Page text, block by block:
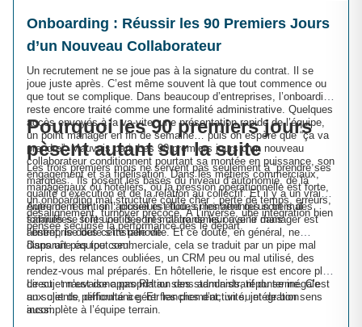
Onboarding : Réussir les 90 Premiers Jours
d’un Nouveau Collaborateur
Un recrutement ne se joue pas à la signature du contrat. Il se
joue juste après. C’est même souvent là que tout commence ou
que tout se complique. Dans beaucoup d’entreprises, l’onboarding
reste encore traité comme une formalité administrative. Quelques
accès envoyés à la va-vite, une présentation rapide de l’équipe,
un point manager en fin de semaine… puis on espère que “ça va
prendre”. Mauvais pari. Les 90 premiers jours d’un nouveau
collaborateur conditionnent pourtant sa montée en puissance, son
engagement et sa fidélisation. Dans les métiers commerciaux,
managériaux ou hôteliers, où la pression opérationnelle est forte,
un onboarding mal structuré coûte cher : perte de temps, erreurs,
désalignement, turnover précoce. À l’inverse, une intégration bien
pensée sécurise la performance dès le départ.
Pourquoi les 90 premiers jours
pèsent autant sur la suite
Les trois premiers mois ne servent pas seulement à “prendre ses
marques”. Ils posent les bases du niveau d’autonomie, de la
qualité d’exécution et de la relation au collectif. Et il y a un vrai
enjeu de rétention : plusieurs études montrent qu’un tiers des
salariés se font une idée très claire de leur avenir dans
l’entreprise dès cette période.
Autrement dit : si l’accueil est flou, si les attentes sont mal
formulées, si les outils sont mal transmis ou si le manager est
absent, le doute s’installe vite. Et ce doute, en général, ne
disparaît pas tout seul.
Dans une équipe commerciale, cela se traduit par un pipe mal
repris, des relances oubliées, un CRM peu ou mal utilisé, des
rendez-vous mal préparés. En hôtellerie, le risque est encore plus
direct : mauvaise appropriation des standards, réponse inégale
aux clients, difficulté à gérer les pics d’activité, intégration
incomplète à l’équipe terrain.
Le sujet n’est donc pas RH au sens administratif du terme. C’est
un sujet de performance. Et franchement, un sujet de bon sens
aussi.